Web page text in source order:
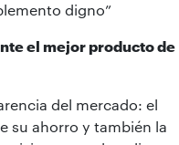
digno”
el mejor producto de
del mercado: el
su ahorro y también la